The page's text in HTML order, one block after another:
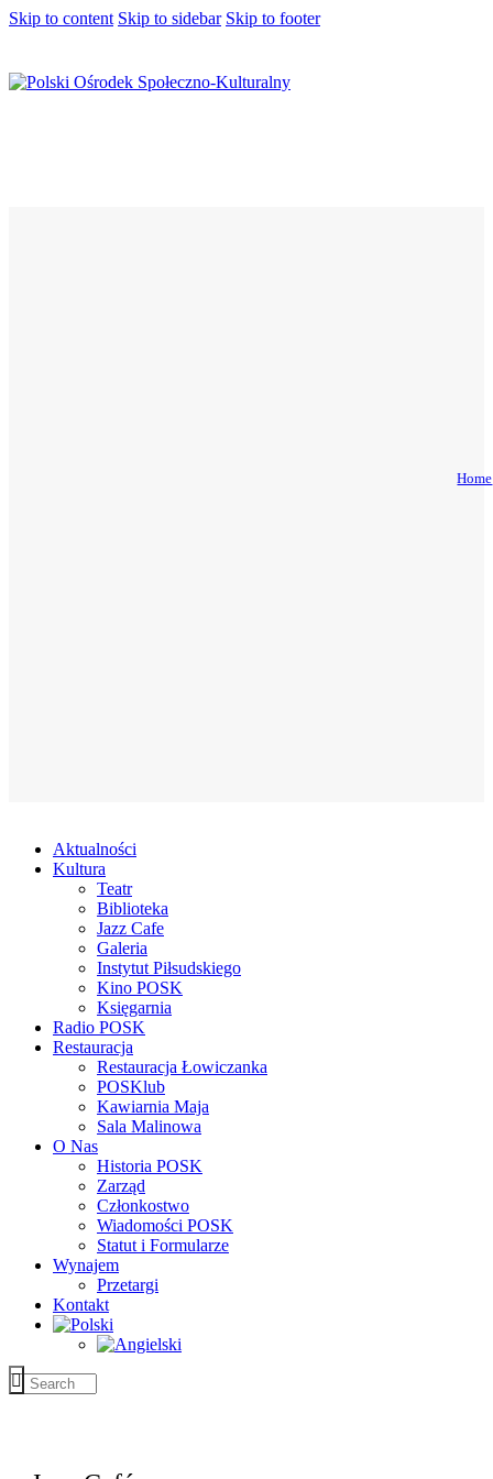
Skip to content Skip to sidebar Skip to footer
Home
Aktualności
Kultura
Teatr
Biblioteka
Jazz Cafe
Galeria
Instytut Piłsudskiego
Kino POSK
Księgarnia
Radio POSK
Restauracja
Restauracja Łowiczanka
POSKlub
Kawiarnia Maja
Sala Malinowa
O Nas
Historia POSK
Zarząd
Członkostwo
Wiadomości POSK
Statut i Formularze
Wynajem
Przetargi
Kontakt